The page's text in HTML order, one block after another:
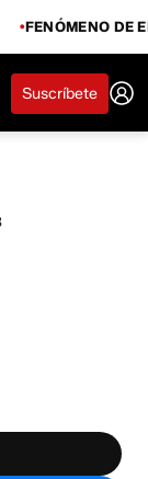
FENÓMENO DE
Suscríbete